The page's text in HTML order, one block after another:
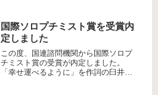
「今日、20歳の誕生日やろ？オンライ
ンやけど誕生会やらへん」と突然打
診。...
国際ソロプチミスト賞を受賞内
定しました
この度、国連諮問機関から国際ソロプ
チミスト賞の受賞が内定しました。
「幸せ運べるように」を作詞の臼井真